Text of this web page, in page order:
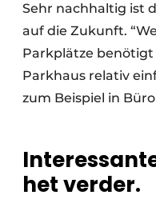
Sehr nachhaltig ist
auf die Zukunft.
Parkplätze
Parkhaus relativ
zum Beispiel in
het verder.